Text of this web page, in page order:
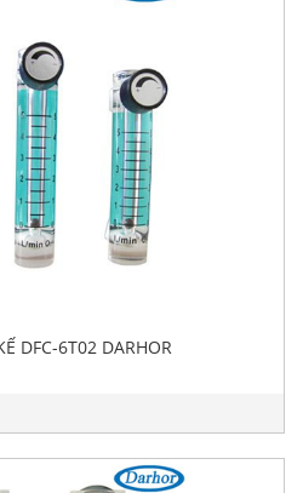
DFC-6T02 DARHOR